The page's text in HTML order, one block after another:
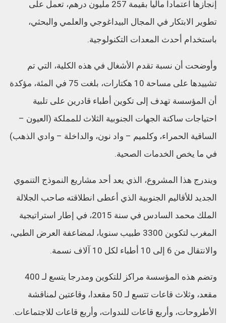
إنجازها اعتمادا ماليا بقيمة 257 مليون درهم، تعمل على
تطوير الابتكار في المجال البيداغوجي والعلمي والبحثي،
باستخدام أحدث المعدات التكنولوجية.
وأوضحت أن نسبة تقدم الأشغال في هذه الكلية، التي تم
تشييدها على مساحة 10 هكتارات، بلغت 75 في المئة، مؤكدة
أن المؤسسة تهدف إلى تكوين أطباء قادرين على تلبية
احتياجات ساكنة الجهات الجنوبية الثلاث للمملكة (العيون –
الساقية الحمراء، وكلميم – واد نون، والداخلة – وادي الذهب)
في ما يخص الخدمات الصحية.
ويندرج هذا المشروع، الذي يعد أحد مشاريع النموذج التنموي
الجديد للأقاليم الجنوبية الذي أعطى انطلاقته صاحب الجلالة
الملك محمد السادس في سنة 2015، في إطار استراتيجية
المغرب لتكوين 3300 طبيب سنويا، لمضاعفة العرض الطبي،
والانتقال من 6 إلى 10 أطباء لكل 10 آلاف نسمة.
وتضم هذه المؤسسة مراكز للتكوين ومدرجا يتسع لـ 400
مقعد، وثلاث قاعات تتسع لـ 50 مقعدا، وقاعتين لمناقشة
الأطروحات، وأربع قاعات للندوات، وأربع قاعات للاجتماعات.